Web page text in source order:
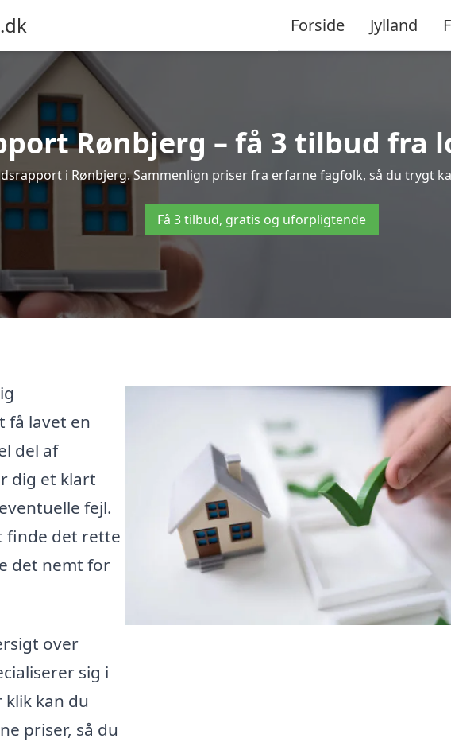
Forside Jylland
Rønbjerg – få 3 tilbud fra
i Rønbjerg. Sammenlign priser fra erfarne fagfolk, så du trygt
Få 3 tilbud, gratis og uforpligtende
få lavet en
del af
dig et klart
fejl.
finde det rette
det nemt for
over
sig i
kan du
priser, så du